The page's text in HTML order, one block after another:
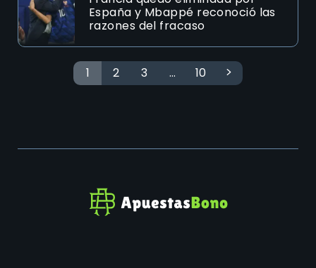
España y Mbappé reconoció las
razones del fracaso
1 2 3 … 10